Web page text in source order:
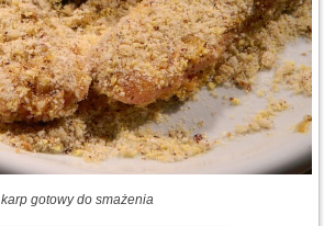
karp gotowy do smażenia